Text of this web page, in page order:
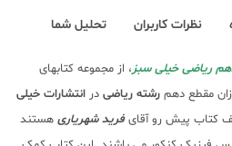
نظرات کاربران تحلیل شما
ریاضی خیلی سبز، از مجموعه کتابهای
مقطع دهم رشته ریاضی در انتشارات خیلی
کتاب پیش رو آقایفرید شهریاری هستند